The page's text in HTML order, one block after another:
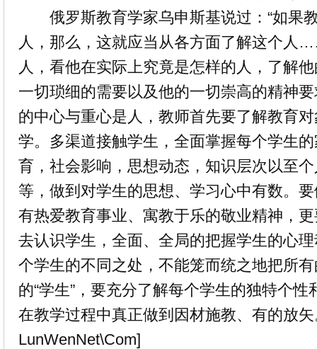
俄罗斯教育学家乌申斯基说过：“如果
人，那么，这就应当从各方面了解这个人
人，看他在实际上究竟是怎样的人，了解
一切琐细的需要以及他的一切崇高的精神
的中心与重心是人，教师首先要了解教育
学。多渠道接触学生，全面掌握每个学生
育，社会影响，思想动态，知识层次以至
等，做到对学生的思想、学习心中有数。
有热爱教育事业、寓教于乐的敬业精神，
去认识学生，全面、全局的把握学生的心
个学生的不同之处，不能笼而统之地把所
的“学生”，要充分了解每个学生的独特个
在教学过程中真正做到因材施教、有的放
LunWenNet\Com]